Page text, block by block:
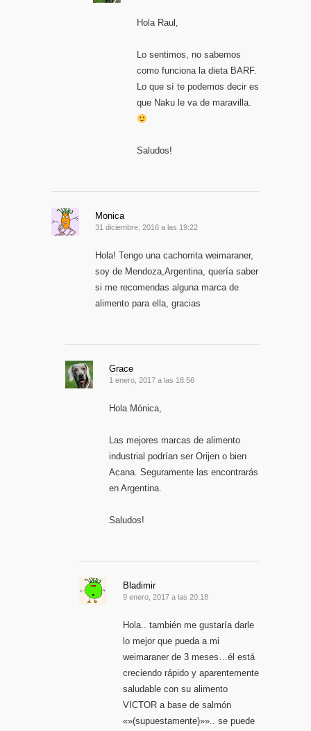
Hola Raul,
Lo sentimos, no sabemos
como funciona la dieta BARF.
Lo que sí te podemos decir es
que Naku le va de maravilla.
Saludos!
Monica
31 diciembre, 2016 a las 19:22
Hola! Tengo una cachorrita weimaraner,
soy de Mendoza,Argentina, quería saber
si me recomendas alguna marca de
alimento para ella, gracias
Grace
1 enero, 2017 a las 18:56
Hola Mónica,
Las mejores marcas de alimento
industrial podrían ser Orijen o bien
Acana. Seguramente las encontrarás
en Argentina.
Saludos!
Bladimir
9 enero, 2017 a las 20:18
Hola.. también me gustaría darle
lo mejor que pueda a mi
weimaraner de 3 meses…él está
creciendo rápido y aparentemente
saludable con su alimento
VICTOR a base de salmón
«»(supuestamente)»».. se puede